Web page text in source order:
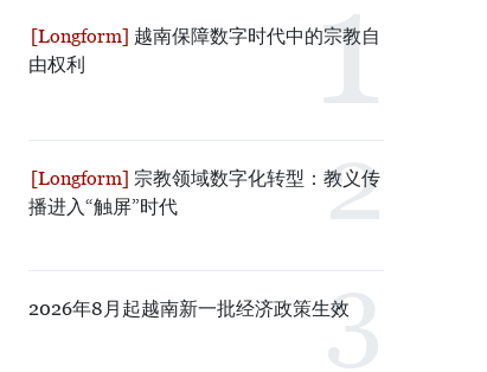
越南保障数字时代中的宗教自
由权利
宗教领域数字化转型：教义传
播进入“触屏”时代
2026年8月起越南新一批经济政策生效